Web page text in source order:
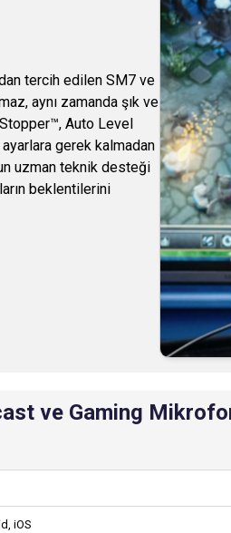
tercih edilen SM7 ve
aynı zamanda şık ve
Auto Level
gerek kalmadan
uzman teknik desteği
beklentilerini
ve Gaming
iOS